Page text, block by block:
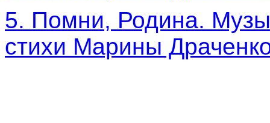
5. Помни, Родина.
стихи Марины